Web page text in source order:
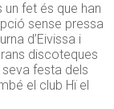
fet és que han
sense pressa
d’Eivissa i
discoteques
seva festa dels
el club Hï el